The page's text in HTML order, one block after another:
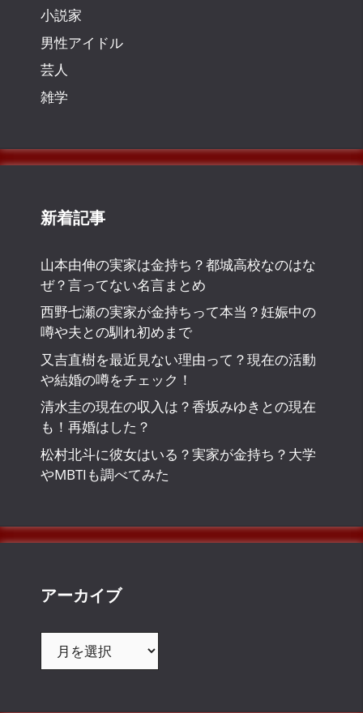
小説家
男性アイドル
芸人
雑学
新着記事
山本由伸の実家は金持ち？都城高校なのはな
ぜ？言ってない名言まとめ
西野七瀬の実家が金持ちって本当？妊娠中の
噂や夫との馴れ初めまで
又吉直樹を最近見ない理由って？現在の活動
や結婚の噂をチェック！
清水圭の現在の収入は？香坂みゆきとの現在
も！再婚はした？
松村北斗に彼女はいる？実家が金持ち？大学
やMBTIも調べてみた
アーカイブ